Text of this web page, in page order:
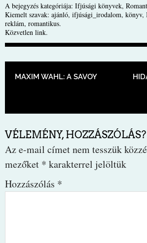
A bejegyzés kategóriája: Ifjúsági könyvek,
Kiemelt szavak: ajánló, ifjúsági_irodalom, könyv,
reklám, romantikus.
Közvetlen link.
BEJEGYZÉS
MAXIM WAHL: A SAVOY
VÉLEMÉNY, HOZZÁSZÓLÁS?
Az e-mail címet nem tesszük
mezőket * karakterrel jelöltük
Hozzászólás *